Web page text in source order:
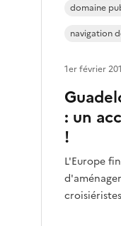
: un
!
L'Europe
domaine
navigation
1er février